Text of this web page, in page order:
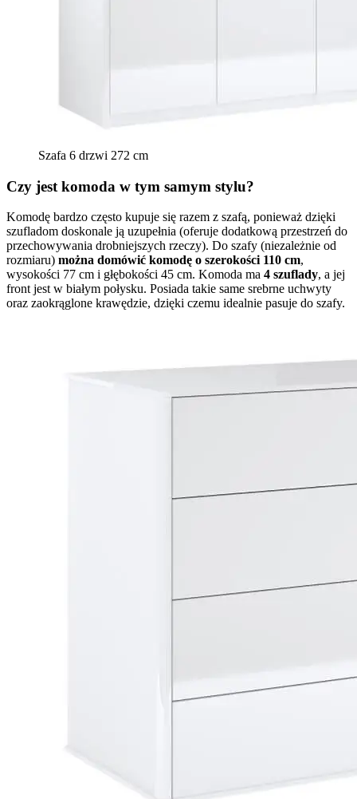
Szafa 6 drzwi 272 cm
Czy jest komoda w tym samym stylu?
Komodę bardzo często kupuje się razem z szafą, ponieważ dzięki
szufladom doskonale ją uzupełnia (oferuje dodatkową przestrzeń do
przechowywania drobniejszych rzeczy). Do szafy (niezależnie od
rozmiaru) można domówić komodę o szerokości 110 cm,
wysokości 77 cm i głębokości 45 cm. Komoda ma 4 szuflady, a jej
front jest w białym połysku. Posiada takie same srebrne uchwyty
oraz zaokrąglone krawędzie, dzięki czemu idealnie pasuje do szafy.